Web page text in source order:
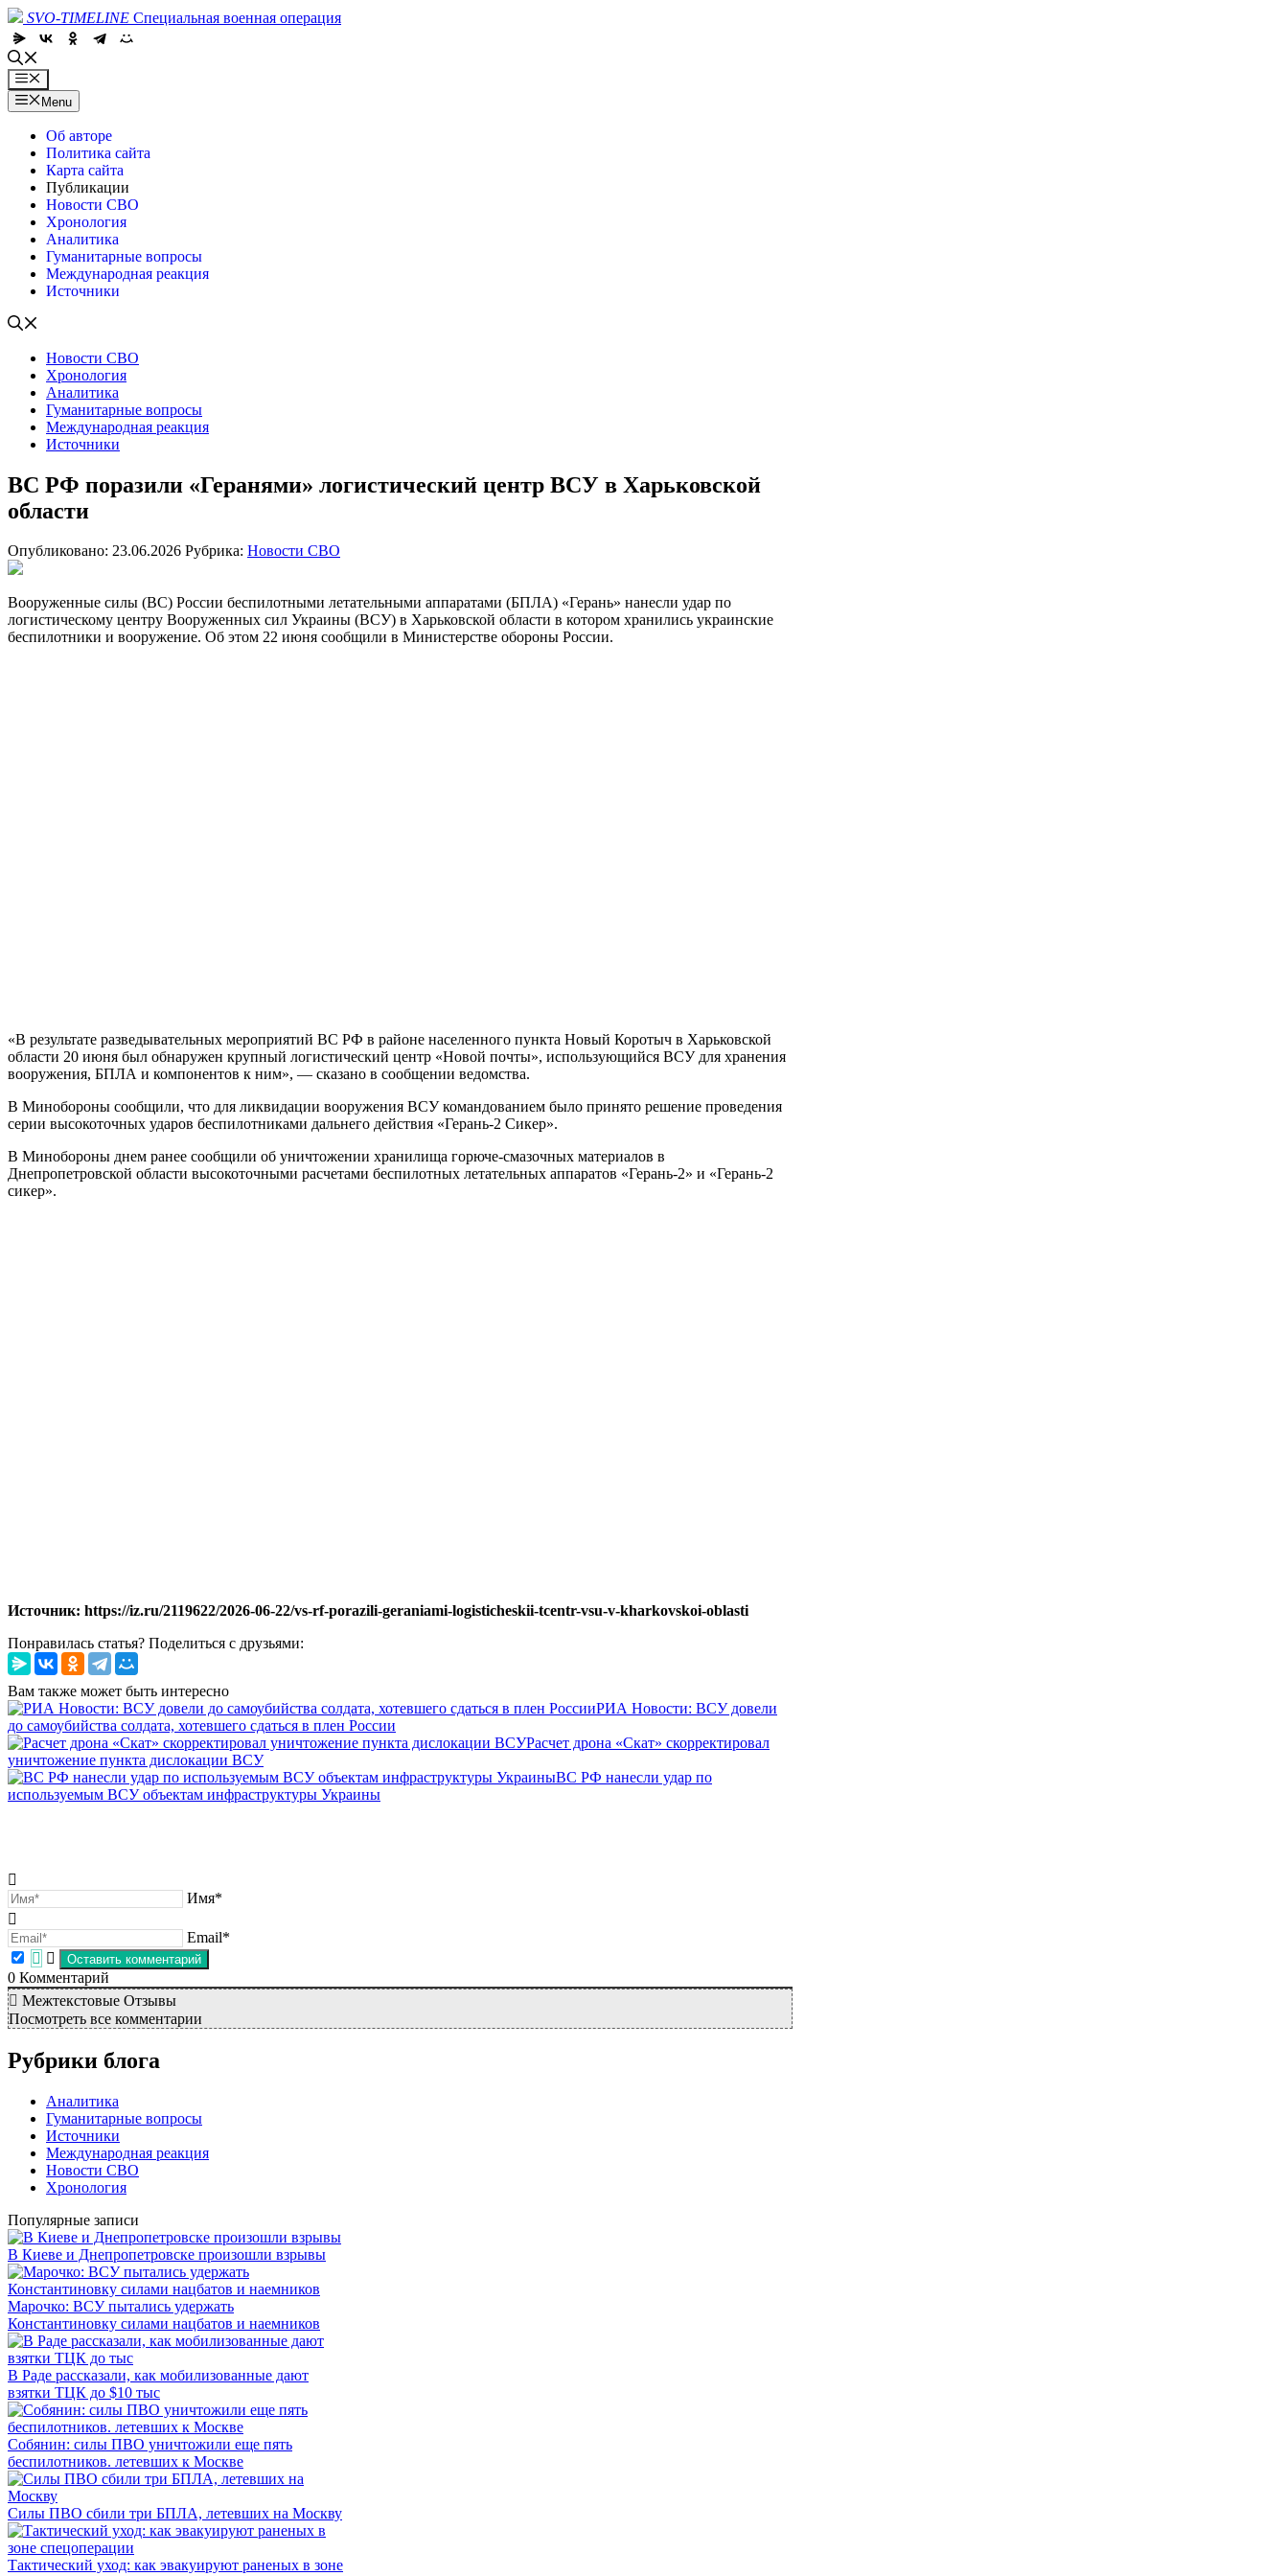
Skip
to
content
SVO-TIMELINE Специальная военная операция
Menu
Menu
Об авторе
Политика сайта
Карта сайта
Публикации
Новости СВО
Хронология
Аналитика
Гуманитарные вопросы
Международная реакция
Источники
Новости СВО
Хронология
Аналитика
Гуманитарные вопросы
Международная реакция
Источники
ВС РФ поразили «Геранями» логистический центр ВСУ в Харьковской
области
Опубликовано: 23.06.2026 Рубрика: Новости СВО
Вооруженные силы (ВС) России беспилотными летательными аппаратами (БПЛА) «Герань» нанесли удар по
логистическому центру Вооруженных сил Украины (ВСУ) в Харьковской области в котором хранились украинские
беспилотники и вооружение. Об этом 22 июня сообщили в Министерстве обороны России.
«В результате разведывательных мероприятий ВС РФ в районе населенного пункта Новый Коротыч в Харьковской
области 20 июня был обнаружен крупный логистический центр «Новой почты», использующийся ВСУ для хранения
вооружения, БПЛА и компонентов к ним», — сказано в сообщении ведомства.
В Минобороны сообщили, что для ликвидации вооружения ВСУ командованием было принято решение проведения
серии высокоточных ударов беспилотниками дальнего действия «Герань-2 Сикер».
В Минобороны днем ранее сообщили об уничтожении хранилища горюче-смазочных материалов в
Днепропетровской области высокоточными расчетами беспилотных летательных аппаратов «Герань-2» и «Герань-2
сикер».
Источник: https://iz.ru/2119622/2026-06-22/vs-rf-porazili-geraniami-logisticheskii-tcentr-vsu-v-kharkovskoi-oblasti
Понравилась статья? Поделиться с друзьями:
Вам также может быть интересно
РИА Новости: ВСУ довели
до самоубийства солдата, хотевшего сдаться в плен России
Расчет дрона «Скат» скорректировал
уничтожение пункта дислокации ВСУ
ВС РФ нанесли удар по
используемым ВСУ объектам инфраструктуры Украины
Имя*
Email*
0 Комментарий
Межтекстовые Отзывы
Посмотреть все комментарии
Рубрики блога
Аналитика
Гуманитарные вопросы
Источники
Международная реакция
Новости СВО
Хронология
Популярные записи
В Киеве и Днепропетровске произошли взрывы
Марочко: ВСУ пытались удержать
Константиновку силами нацбатов и наемников
В Раде рассказали, как мобилизованные дают
взятки ТЦК до $10 тыс
Собянин: силы ПВО уничтожили еще пять
беспилотников. летевших к Москве
Силы ПВО сбили три БПЛА, летевших на Москву
Тактический уход: как эвакуируют раненых в зоне